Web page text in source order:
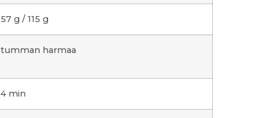
57 g / 115 g
tumman harmaa
4 min